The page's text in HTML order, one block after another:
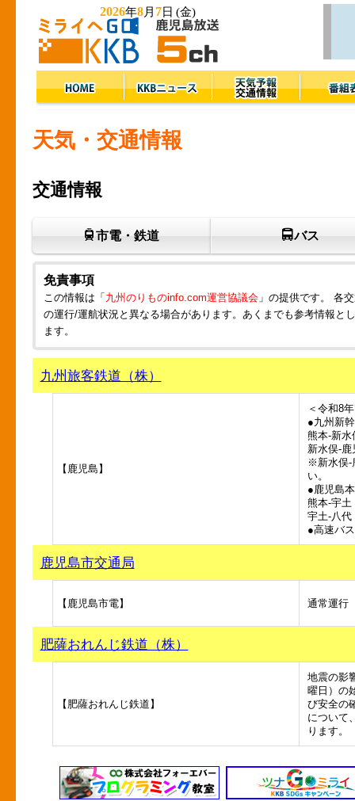
2026年8月 7日 (金)
天気・交通情報
交通情報
市電・鉄道 バス
免責事項
この情報は「 九州のりものinfo.com運営協議会」の提供です。 各
の運行/運航状況と異なる場合があります。あくまでも参考情報と
ます。
九州旅客鉄道（株）
【鹿児島】
＜令和8
●九州新
熊本-新水
新水俣-
※新水俣-
い。
●鹿児島
熊本-宇土
宇土-八代
●高速バ
鹿児島市交通局
【鹿児島市電】 通常運行
肥薩おれんじ鉄道（株）
【肥薩おれんじ鉄道】
地震の影
曜日）の
び安全の
について
ります。